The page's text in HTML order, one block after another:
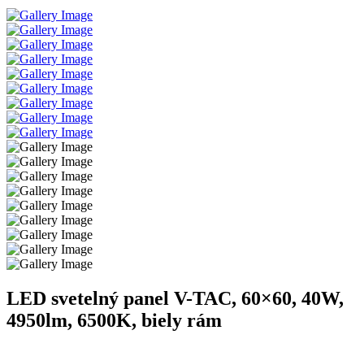
LED svetelný panel V-TAC, 60×60, 40W,
4950lm, 6500K, biely rám